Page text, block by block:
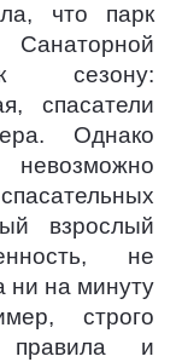
что парк
сезону:
спасатели
Однако
взрослый
не
ни на минуту
строго
правила и